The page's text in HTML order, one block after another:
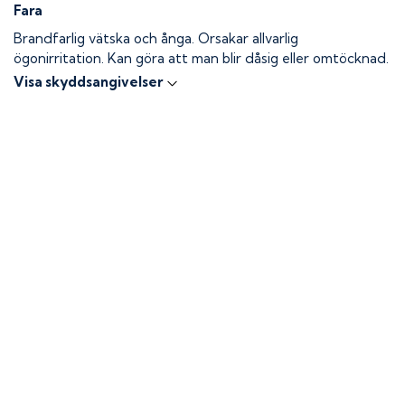
Fara
Brandfarlig vätska och ånga. Orsakar allvarlig
ögonirritation. Kan göra att man blir dåsig eller omtöcknad.
Visa skyddsangivelser